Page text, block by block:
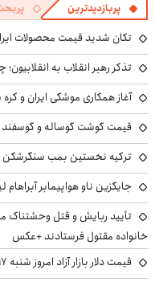
پربازدیدترین
تکان شدید قیمت محصولات ایران‌خودرو
تذکر رهبر انقلاب به
آغاز همکاری موشکی ایران و
قیمت گوشت گوساله و گوسفند امروز شنبه ۱۷
ترکیه نخستین بمب سنگرشکن
جایگزین ناو هواپیمابر
تأیید ربایش و قتل وحشتناک
خانواده مقتول فرستادند +عکس
قیمت دلار بازار آزاد امروز شنبه ۱۷ مرداد ۱۴۰۵